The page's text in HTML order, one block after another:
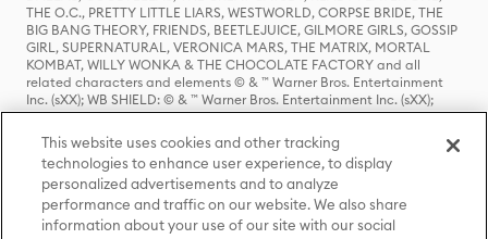
THE O.C., PRETTY LITTLE LIARS, WESTWORLD, CORPSE BRIDE, THE
BIG BANG THEORY, FRIENDS, BEETLEJUICE, GILMORE GIRLS, GOSSIP
GIRL, SUPERNATURAL, VERONICA MARS, THE MATRIX, MORTAL
KOMBAT, WILLY WONKA & THE CHOCOLATE FACTORY and all
related characters and elements © & ™ Warner Bros. Entertainment
Inc. (sXX); WB SHIELD: © & ™ Warner Bros. Entertainment Inc. (sXX);
HOUSE OF THE DRAGON, GAME OF THRONES, and all related
characters and elements © & ™ Home Box Office, Inc. (sXX); CHILLING
ADVENTURES OF SABRINA, RIVERDALE © & ™ Warner Bros.
Entertainment Inc. Archie Comics and all related characters and
elements © & ™ Archie Comic Publications, Inc. Used with permission.
(sXX); SEINFELD and all related characters and elements © & ™ Castle
Rock Entertainment. (sXX); TED LASSO © & ™ Warner Bros.
This website uses cookies and other tracking
technologies to enhance user experience, to display
personalized advertisements and to analyze
performance and traffic on our website. We also share
information about your use of our site with our social